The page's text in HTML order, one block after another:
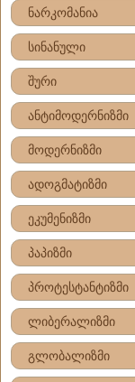
ნარკომანია
სინანული
შური
ანტიმოდერნიზმი
მოდერნიზმი
ადოგმატიზმი
ეკუმენიზმი
პაპიზმი
პროტესტანტიზმი
ლიბერალიზმი
გლობალიზმი